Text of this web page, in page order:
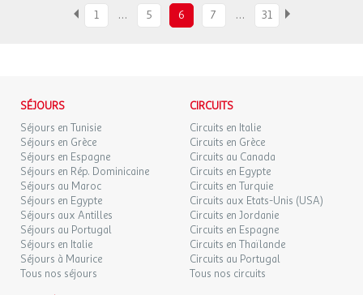
1 … 5 6 7 … 31
SÉJOURS
Séjours en Tunisie
Séjours en Grèce
Séjours en Espagne
Séjours en Rép. Dominicaine
Séjours au Maroc
Séjours en Egypte
Séjours aux Antilles
Séjours au Portugal
Séjours en Italie
Séjours à Maurice
Tous nos séjours
CIRCUITS
Circuits en Italie
Circuits en Grèce
Circuits au Canada
Circuits en Egypte
Circuits en Turquie
Circuits aux Etats-Unis (USA)
Circuits en Jordanie
Circuits en Espagne
Circuits en Thaïlande
Circuits au Portugal
Tous nos circuits